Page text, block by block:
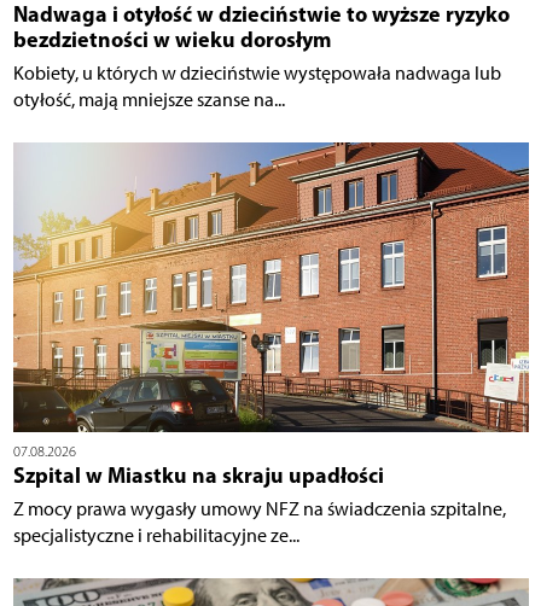
Nadwaga i otyłość w dzieciństwie to wyższe ryzyko
bezdzietności w wieku dorosłym
Kobiety, u których w dzieciństwie występowała nadwaga lub
otyłość, mają mniejsze szanse na...
07.08.2026
Szpital w Miastku na skraju upadłości
Z mocy prawa wygasły umowy NFZ na świadczenia szpitalne,
specjalistyczne i rehabilitacyjne ze...